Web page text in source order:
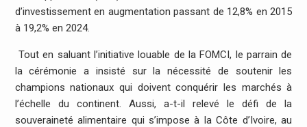
d’investissement en augmentation passant de 12,8% en 2015
à 19,2% en 2024.
Tout en saluant l’initiative louable de la FOMCI, le parrain de
la cérémonie a insisté sur la nécessité de soutenir les
champions nationaux qui doivent conquérir les marchés à
l’échelle du continent. Aussi, a-t-il relevé le défi de la
souveraineté alimentaire qui s’impose à la Côte d’Ivoire, au